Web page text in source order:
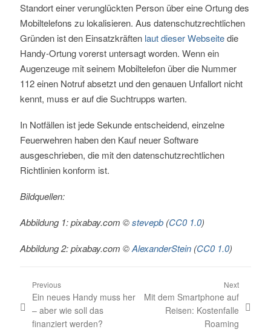
Standort einer verunglückten Person über eine Ortung des
Mobiltelefons zu lokalisieren. Aus datenschutzrechtlichen
Gründen ist den Einsatzkräften laut dieser Webseitedie
Handy-Ortung vorerst untersagt worden. Wenn ein
Augenzeuge mit seinem Mobiltelefon über die Nummer
112 einen Notruf absetzt und den genauen Unfallort nicht
kennt, muss er auf die Suchtrupps warten.
In Notfällen ist jede Sekunde entscheidend, einzelne
Feuerwehren haben den Kauf neuer Software
ausgeschrieben, die mit den datenschutzrechtlichen
Richtlinien konform ist.
Bildquellen:
Abbildung 1: pixabay.com ©stevepb(CC0 1.0)
Abbildung 2: pixabay.com ©AlexanderStein(CC0 1.0)
Post navigation
Previous
Previous post:
Ein neues Handy muss her
– aber wie soll das
finanziert werden?
Next
Next post:
Mit dem Smartphone auf
Reisen: Kostenfalle
Roaming